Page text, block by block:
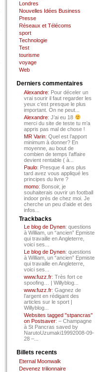
Londres
Nouvelles Idées Business
Presse
Réseaux et Télécoms
sport
Technologie
Test
tourisme
voyage
Web
Derniers commentaires
Alexandre: Pour déceler un
vrai sourir il faut regarder les
yeux c’est presque le plus
important. On ne peut...
Alexandre: J’ai eu 18
merci du site de teste tu m’a
appris pas mal de chose !
MR Varin: Quel est l’apport
minimum à donner? En
moyenne, au bout de
combien de temps l’affaire
devient rentable ( à...
Paulo: Presque 4 ans plus
tard avez vous appliqué les
principes du livre ?
momo: Bonsoir, je
souhaiterais ouvrir un football
indoor près de chez moi. Je
cherche un peu d’aide et des
infos...
Trackbacks
Le blog de Dynen: questions
à William, un “ancien” Epmiste
qui travaille en Angleterre,
voici ses...
Le blog de Dynen: questions
à William, un “ancien” Epmiste
qui travaille en Angleterre,
voici ses...
www.fuzz.fr: Très fort ce
spoofing… | Willyblog...
www.fuzz.fr: Gagnez de
l’argent en rédigant des
articles sur le sport |
Willyblog...
Websites tagged "stpancras"
on Postsaver: – Champagne
à St Pancras saved by
NarutoUzumaki19992008-09-
28 –...
Billets recents
Eternal Moonwalk
Devenez trilionnaire